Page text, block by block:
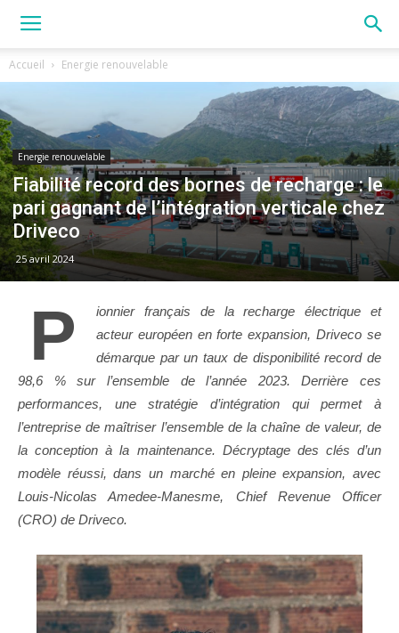
UnEmplacement.com
Accueil Energie renouvelable
Energie renouvelable
Fiabilité record des bornes de recharge : le
pari gagnant de l’intégration verticale chez
Driveco
25 avril 2024
P
ionnier français de la recharge électrique et
acteur européen en forte expansion, Driveco se
démarque par un taux de disponibilité record de
98,6 % sur l’ensemble de l’année 2023. Derrière ces
performances, une stratégie d’intégration qui permet à
l’entreprise de maîtriser l’ensemble de la chaîne de valeur, de
la conception à la maintenance. Décryptage des clés d’un
modèle réussi, dans un marché en pleine expansion, avec
Louis-Nicolas Amedee-Manesme, Chief Revenue Officer
(CRO) de Driveco.